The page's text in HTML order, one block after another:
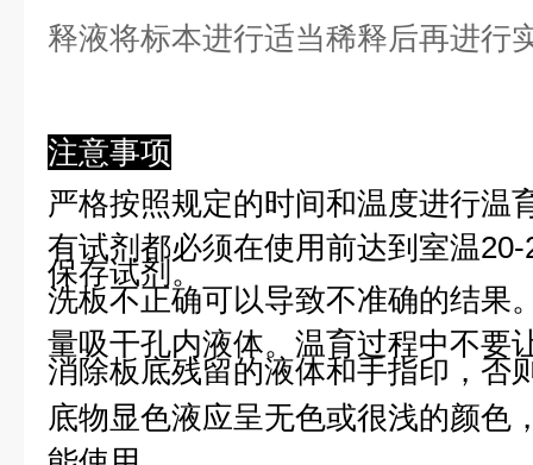
释液将标本进行适当稀释后再进行
注意事项
严格按照规定的时间和温度进行温
有试剂都必须在使用前达到室温
保存试剂。
洗板不正确可以导致不准确的结果
量吸干孔内液体。温育过程中不要
消除板底残留的液体和手指印，否
底物显色液应呈无色或很浅的颜色
能使用。